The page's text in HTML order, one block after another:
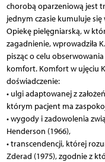
chorobą oparzeniową jest
jednym czasie kumuluje
Opiekę pielęgniarską, w
zagadnienie, wprowadziła
pisząc o celu
komfort. Komfort w ujęciu
doświadczenie:
• ulgi adaptowanej z
którym pacjent ma
• wygody i zadowolenia
Henderson (1966),
• transcendencji, której
Zderad (1975), zgodnie z